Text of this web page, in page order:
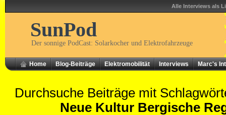
Alle Interviews als
SunPod
Der sonnige PodCast: Solarkocher und Elektrofahrzeuge
Home Blog-Beiträge Elektromobilität Interviews Marc's
Durchsuche Beiträge mit
Neue Kultur Bergische